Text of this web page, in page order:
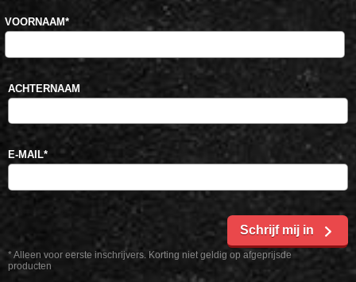
* Alleen voor eerste inschrijvers. Korting niet geldig op afgeprijsde
producten
VOORNAAM*
ACHTERNAAM
E-MAIL*
Schrijf mij in